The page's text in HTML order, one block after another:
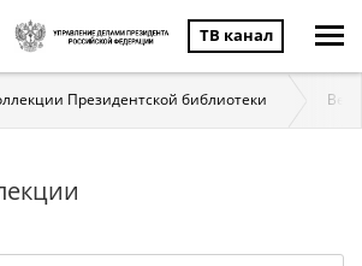
ТВ канал
Президентской библиотеки